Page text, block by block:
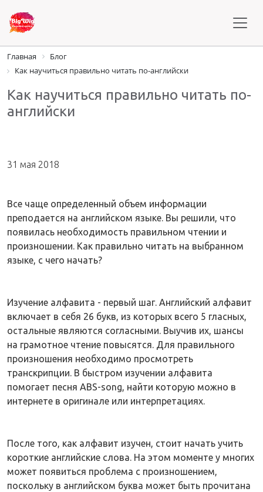
Главная
Блог
Как научиться правильно читать по-английски
Как научиться правильно читать по-
английски
31 мая 2018
Все чаще определенный объем информации
преподается на английском языке. Вы решили, что
появилась необходимость правильном чтении и
произношении. Как правильно читать на выбранном
языке, с чего начать?
Изучение алфавита - первый шаг. Английский алфавит
включает в себя 26 букв, из которых всего 5 гласных,
остальные являются согласными. Выучив их, шансы
на грамотное чтение повысятся. Для правильного
произношения необходимо просмотреть
транскрипции. В быстром изучении алфавита
помогает песня ABS-song, найти которую можно в
интернете в оригинале или интерпретациях.
После того, как алфавит изучен, стоит начать учить
короткие английские слова. На этом моменте у многих
может появиться проблема с произношением,
поскольку в английском буква может быть прочитана